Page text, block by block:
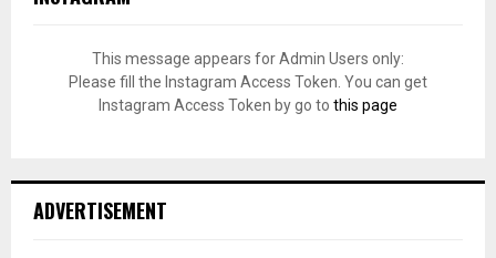
This message appears for Admin Users only:
Please fill the Instagram Access Token. You can get
Instagram Access Token by go to this page
ADVERTISEMENT